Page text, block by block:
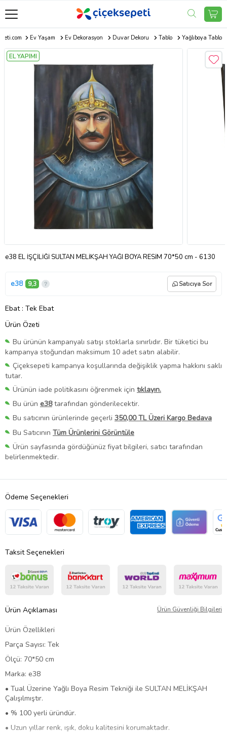
Ev Yaşam Ev Dekorasyon Duvar Dekoru Tablo Yağlıboya Tablo
EL YAPIMI
e38 EL İŞÇİLİĞİ SULTAN MELİKŞAH YAĞI BOYA RESİM 70*50 cm - 6130
e38 9,3 Satıcıya Sor
Ebat : Tek Ebat
Ürün Özeti
Bu ürünün kampanyalı satışı stoklarla sınırlıdır. Bir tüketici bu
kampanya stoğundan maksimum 10 adet satın alabilir.
Çiçeksepeti kampanya koşullarında değişiklik yapma hakkını saklı
tutar.
Ürünün iade politikasını öğrenmek için tıklayın.
Bu ürün e38tarafından gönderilecektir.
Bu satıcının ürünlerinde geçerli 350,00 TL Üzeri Kargo Bedava
Bu Satıcının Tüm Ürünlerini Görüntüle
Ürün sayfasında gördüğünüz fiyat bilgileri, satıcı tarafından
belirlenmektedir.
Ödeme Seçenekleri
Taksit Seçenekleri
Ürün Açıklaması Ürün Güvenliği Bilgileri
Ürün Özellikleri
Parça Sayısı: Tek
Ölçü: 70*50 cm
Marka: e38
• Tual Üzerine Yağlı Boya Resim Tekniği ile SULTAN MELİKŞAH
Çalışılmıştır.
• % 100 yerli üründür.
• Uzun yıllar renk, ışık, doku kalitesini korumaktadır.